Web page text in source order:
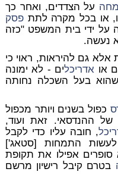
על הצדדים, ואחר כך
או בכל מקרה לתתפסק
על ידי בית המשפט "כזה
נעשה.
אלא גם להיראות, ראוי כי
או אדריכלים - לא ימונה
בעל השכלה נחותה
כפול בשנים ויותר מכפול
של ההנדסאי. זאת ועוד,
, חובה עליו כדי לקבל
התמחות [סטאג']
סופרים אפילו את תקופת
בטרם קיבל רישיון מרשם